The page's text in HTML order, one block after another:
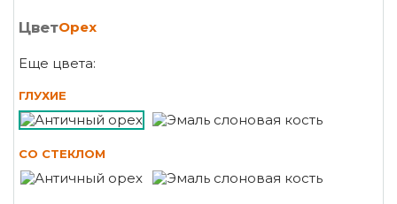
ЦветОрех
Еще цвета:
ГЛУХИЕ
СО СТЕКЛОМ